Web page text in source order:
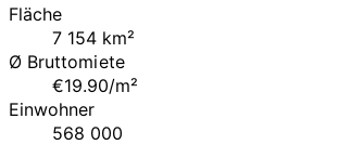
Fläche
7 154 km²
Ø Bruttomiete
€19.90/m²
Einwohner
568 000